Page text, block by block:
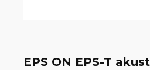
EPS ON EPS-T